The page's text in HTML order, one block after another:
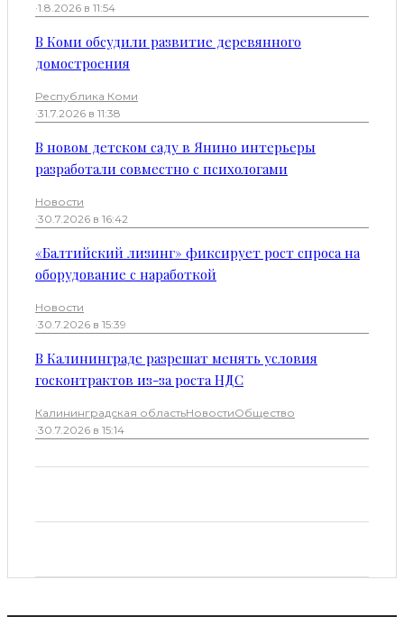
·1.8.2026 в 11:54
В Коми обсудили развитие деревянного
домостроения
Республика Коми
·31.7.2026 в 11:38
В новом детском саду в Янино интерьеры
разработали совместно с психологами
Новости
·30.7.2026 в 16:42
«Балтийский лизинг» фиксирует рост спроса на
оборудование с наработкой
Новости
·30.7.2026 в 15:39
В Калининграде разрешат менять условия
госконтрактов из-за роста НДС
Калининградская областьНовостиОбщество
·30.7.2026 в 15:14